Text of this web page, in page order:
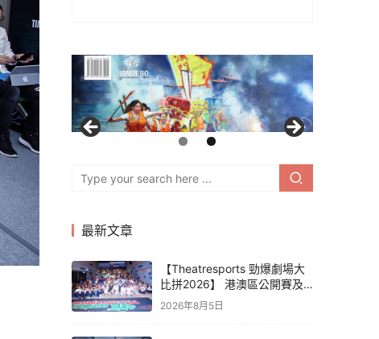
最新文章
【Theatresports 勁爆劇場大
比拼2026】 港澳區公開賽及
亞洲聯賽賽果
2026年8月5日